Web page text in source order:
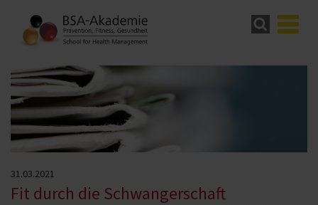
31.03.2021
Fit durch die Schwangerschaft